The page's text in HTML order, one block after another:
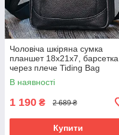
Чоловіча шкіряна сумка
планшет 18х21х7, барсетка
через плече Tiding Bag
LA3314-1BL чорна
В наявності
1 190 ₴ 2 689 ₴
Купити